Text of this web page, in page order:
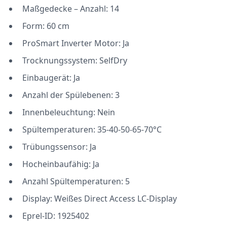
Maßgedecke – Anzahl: 14
Form: 60 cm
ProSmart Inverter Motor: Ja
Trocknungssystem: SelfDry
Einbaugerät: Ja
Anzahl der Spülebenen: 3
Innenbeleuchtung: Nein
Spültemperaturen: 35-40-50-65-70°C
Trübungssensor: Ja
Hocheinbaufähig: Ja
Anzahl Spültemperaturen: 5
Display: Weißes Direct Access LC-Display
Eprel-ID: 1925402